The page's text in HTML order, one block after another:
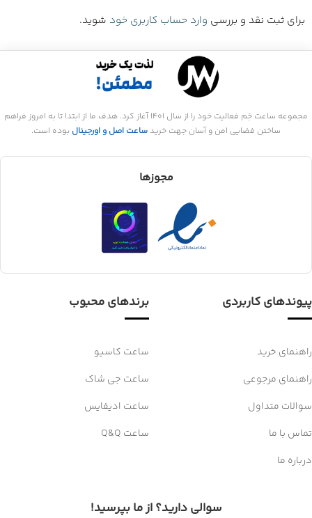
برای ثبت نقد و بررسی وارد حساب کاربری خود شوید.
مجموعه ساعت جَم فعالیت خود را از سال 1401 آغاز کرد. هدف ما از ابتدا تا به امروز فراهم
ساختن فضایی امن و آسان جهت خرید ساعت اصل و اورجینال بوده است.
مجوزها
پیوندهای کاربردی
راهنمای خرید
راهنمای مرجوعی
سوالات متداول
تماس با ما
درباره ما
برندهای محبوب
ساعت کاسیو
ساعت جی شاک
ساعت ادیفایس
ساعت Q&Q
سوالی دارید؟ از ما بپرسید!